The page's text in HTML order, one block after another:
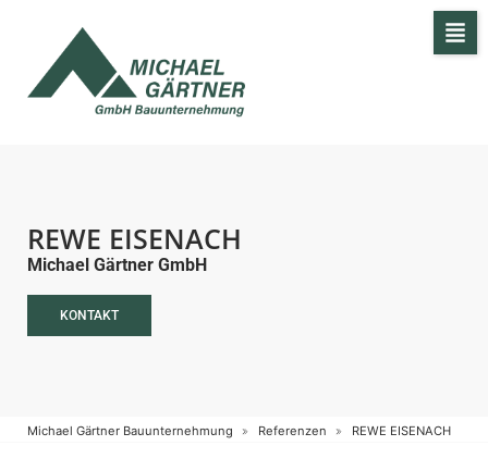
REWE EISENACH
Michael Gärtner GmbH
KONTAKT
Michael Gärtner Bauunternehmung Referenzen REWE EISENACH